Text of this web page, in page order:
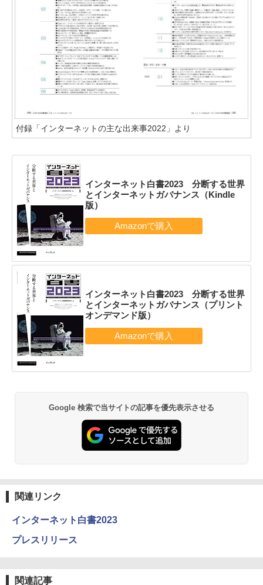
付録「インターネットの主な出来事2022」より
インターネット白書2023 分断する世界
とインターネットガバナンス（Kindle
版）
インターネット白書2023 分断する世界
とインターネットガバナンス（プリント
オンデマンド版）
Google 検索で当サイトの記事を優先表示させる
関連リンク
インターネット白書2023
プレスリリース
関連記事